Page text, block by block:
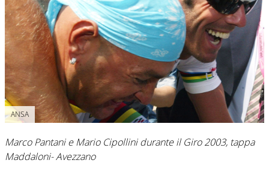
ANSA
Marco Pantani e Mario Cipollini durante il Giro 2003, tappa
Maddaloni- Avezzano